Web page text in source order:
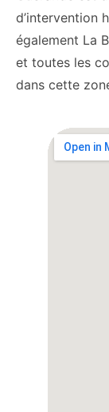
d’intervention
également La
et toutes les
dans cette